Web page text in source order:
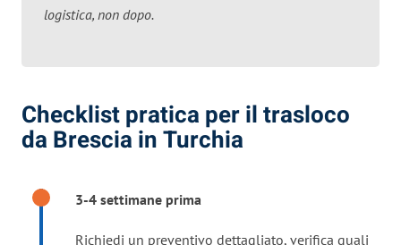
logistica, non dopo.
Checklist pratica per il trasloco
da Brescia in Turchia
3-4 settimane prima
Richiedi un preventivo dettagliato, verifica quali